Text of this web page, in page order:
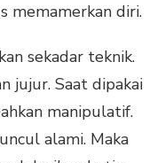
memamerkan diri.
sekadar teknik.
jujur. Saat dipakai
manipulatif.
alami. Maka